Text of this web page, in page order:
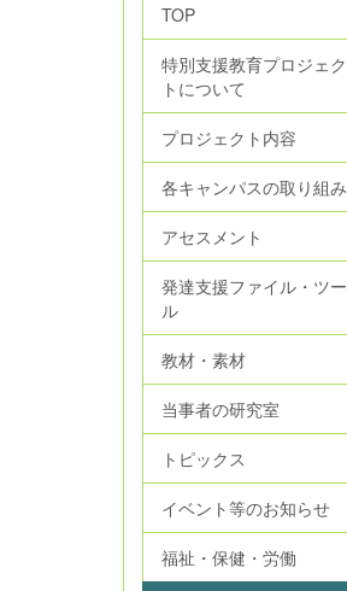
TOP
特別支援教育プロジェク
トについて
プロジェクト内容
各キャンパスの取り組み
アセスメント
発達支援ファイル・ツー
ル
教材・素材
当事者の研究室
トピックス
イベント等のお知らせ
福祉・保健・労働